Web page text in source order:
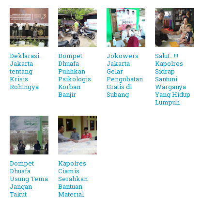
Deklarasi
Jakarta
tentang
Krisis
Rohingya
Dompet
Dhuafa
Pulihkan
Psikologis
Korban
Banjir
Jokowers
Jakarta
Gelar
Pengobatan
Gratis di
Subang
Salut...!!!
Kapolres
Sidrap
Santuni
Warganya
Yang Hidup
Lumpuh
Dompet
Dhuafa
Usung Tema
Jangan
Takut
Kapolres
Ciamis
Serahkan
Bantuan
Material